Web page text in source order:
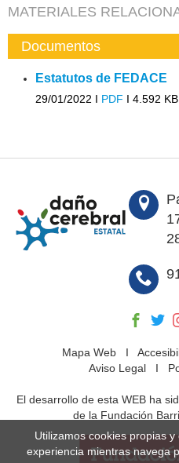
MATERIALES
Documentos
Estatutos de FEDACE
29/01/2022 I PDF I 4.592 KB
Mapa WebI
Aviso Legal I
El desarrollo de esta WEB ha
de la Fundación
Utilizamos cookies propias
experiencia mientras navega